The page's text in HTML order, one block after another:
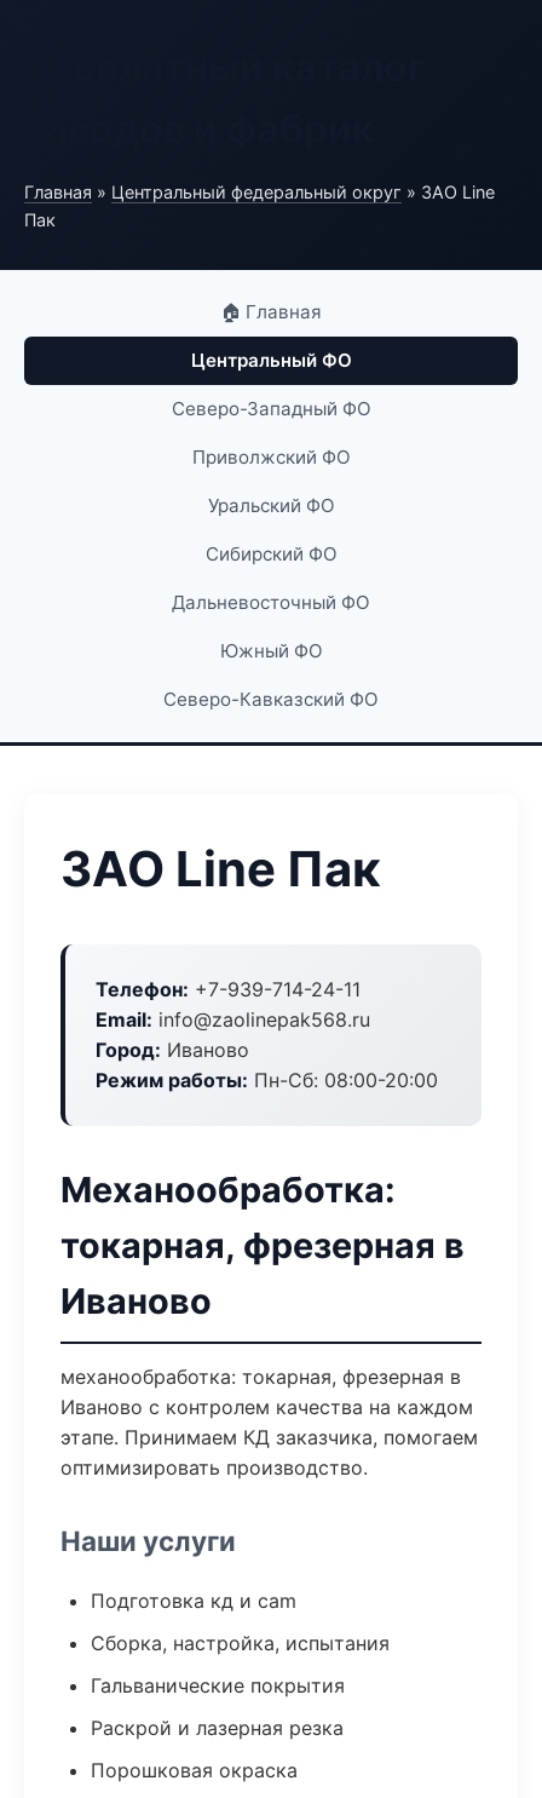
Главная » Центральный федеральный округ » ЗАО Line
Пак
🏠 Главная
Центральный ФО
Северо-Западный ФО
Приволжский ФО
Уральский ФО
Сибирский ФО
Дальневосточный ФО
Южный ФО
Северо-Кавказский ФО
ЗАО Line Пак
Телефон: +7-939-714-24-11
Email: info@zaolinepak568.ru
Город: Иваново
Режим работы: Пн-Сб: 08:00-20:00
Механообработка:
токарная, фрезерная в
Иваново
механообработка: токарная, фрезерная в
Иваново с контролем качества на каждом
этапе. Принимаем КД заказчика, помогаем
оптимизировать производство.
Наши услуги
Подготовка кд и cam
Сборка, настройка, испытания
Гальванические покрытия
Раскрой и лазерная резка
Порошковая окраска